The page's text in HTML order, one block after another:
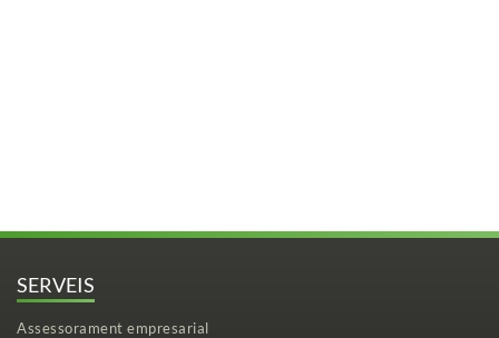
SERVEIS
Assessorament empresarial